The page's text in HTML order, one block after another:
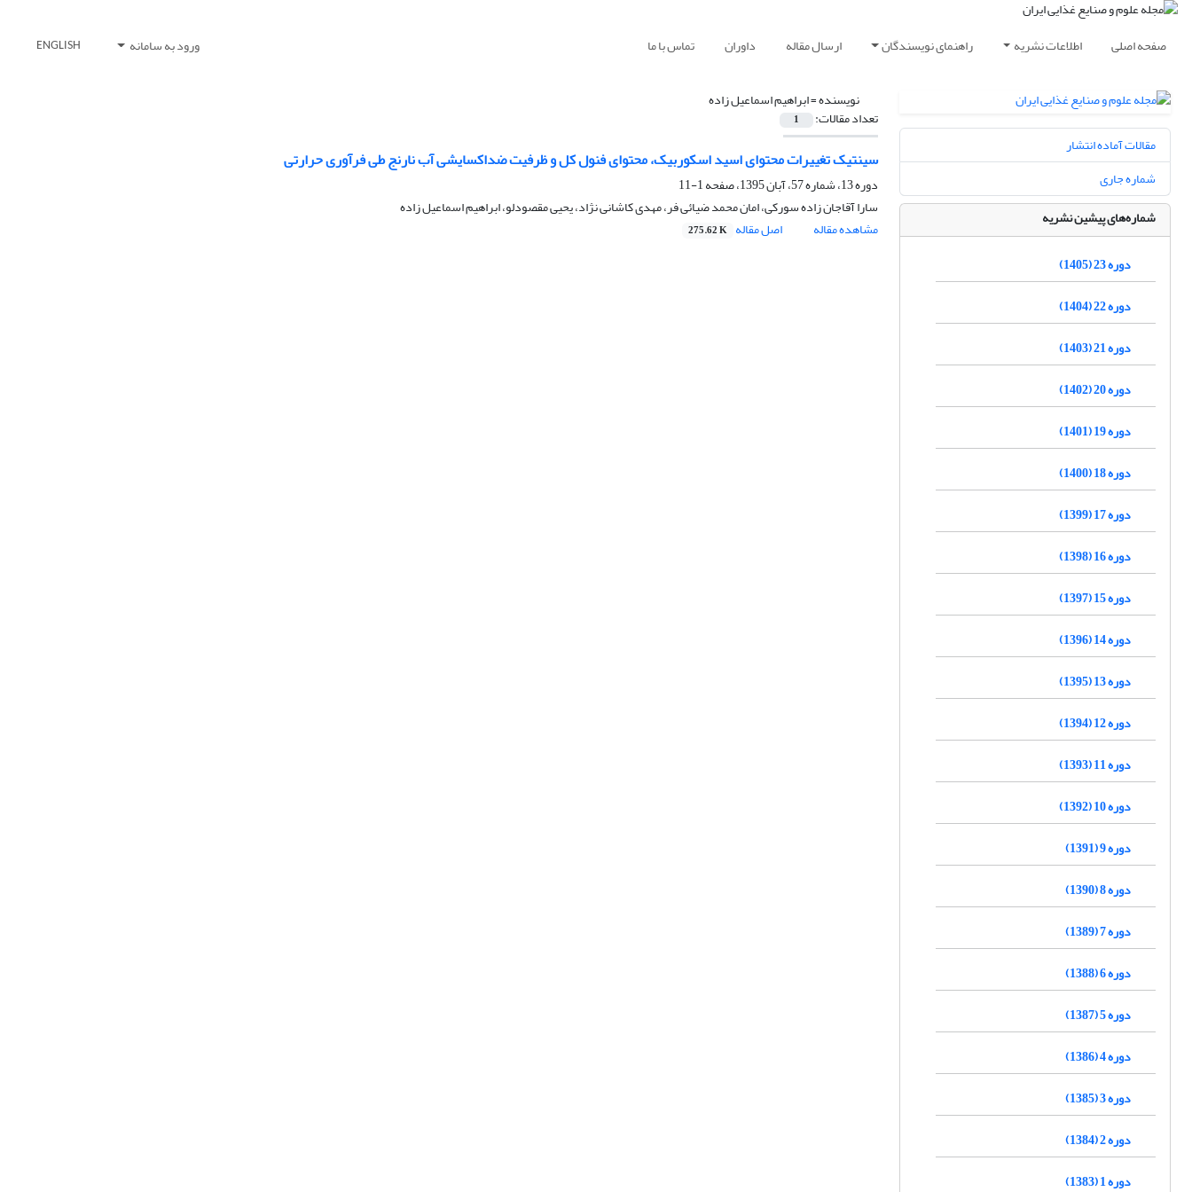
صفحه اصلی اطلاعات نشریه راهنمای نویسندگان ارسال مقاله داوران تماس با ما ورود به سامانه ENGLISH
نویسنده =ابراهیم اسماعیل زاده
تعداد مقالات: 1
سینتیک تغییرات محتوای اسید اسکوربیک، محتوای فنول کل و ظرفیت ضداکسایشی آب نارنج طی فرآوری حرارتی
دوره 13، شماره 57، آبان 1395، صفحه
1-11
سارا آقاجان زاده سورکی، امان محمد ضیائی فر، مهدی کاشانی نژاد، یحیی مقصودلو، ابراهیم اسماعیل زاده
مشاهده مقاله
اصل مقاله 275.62 K
مقالات آماده انتشار
شماره جاری
شماره‌های پیشین نشریه
دوره 23 (1405)
دوره 22 (1404)
دوره 21 (1403)
دوره 20 (1402)
دوره 19 (1401)
دوره 18 (1400)
دوره 17 (1399)
دوره 16 (1398)
دوره 15 (1397)
دوره 14 (1396)
دوره 13 (1395)
دوره 12 (1394)
دوره 11 (1393)
دوره 10 (1392)
دوره 9 (1391)
دوره 8 (1390)
دوره 7 (1389)
دوره 6 (1388)
دوره 5 (1387)
دوره 4 (1386)
دوره 3 (1385)
دوره 2 (1384)
دوره 1 (1383)